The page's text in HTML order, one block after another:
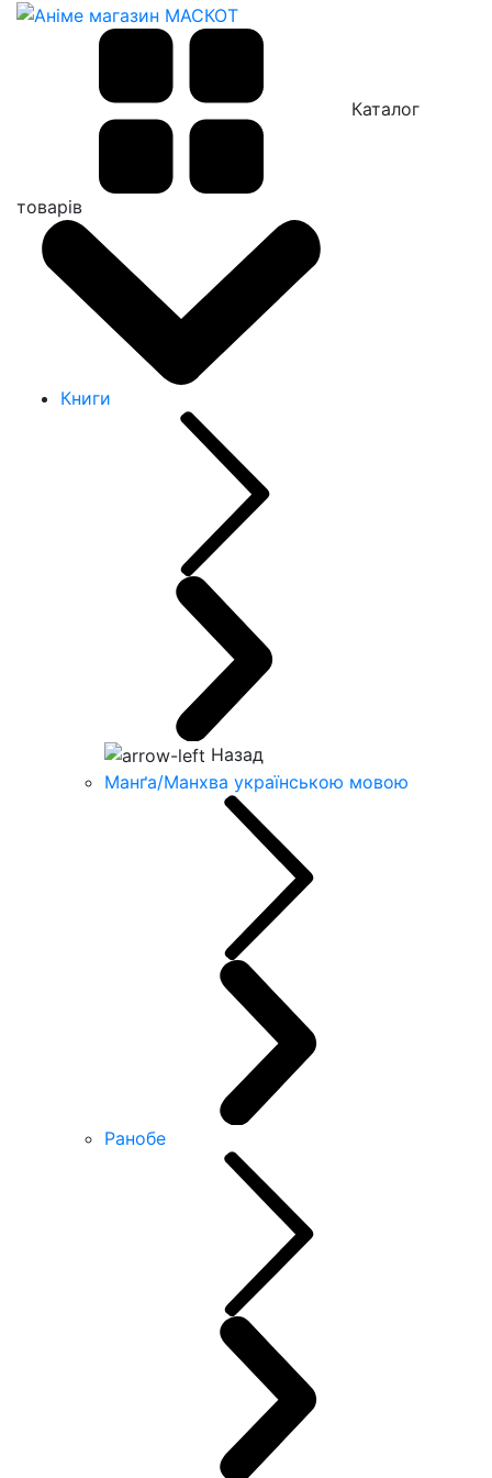
Каталог
товарів
Книги
Назад
Манґа/Манхва українською мовою
Ранобе